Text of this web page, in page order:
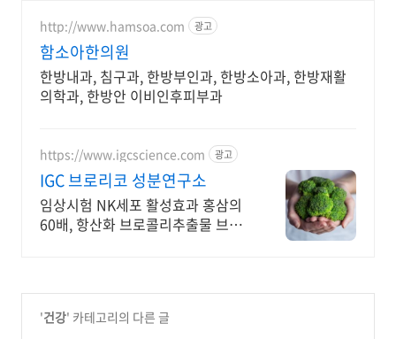
http://www.hamsoa.com 광고
함소아한의원
한방내과, 침구과, 한방부인과, 한방소아과, 한방재활
의학과, 한방안 이비인후피부과
https://www.igcscience.com 광고
IGC 브로리코 성분연구소
임상시험 NK세포 활성효과 홍삼의
60배, 항산화 브로콜리추출물 브로
'건강' 카테고리의 다른 글